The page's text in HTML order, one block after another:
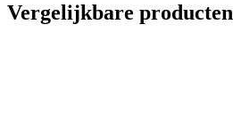
Vergelijkbare producten